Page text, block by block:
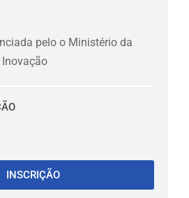
pelo o Ministério da
Inovação
INSCRIÇÃO